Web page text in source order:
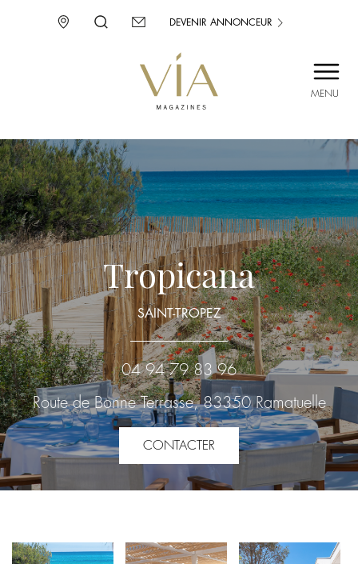
MENU
CORSE
ENVIE D’AILLEURS
DEVENIR ANNONCEUR
Tropicana
SAINT-TROPEZ
04 94 79 83 96
Route de Bonne Terrasse, 83350 Ramatuelle
CONTACTER